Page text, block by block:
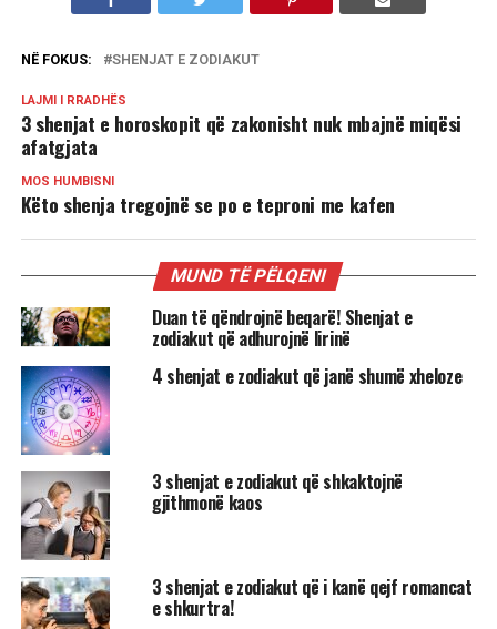
NË FOKUS: SHENJAT E ZODIAKUT
LAJMI I RRADHËS
3 shenjat e horoskopit që zakonisht nuk mbajnë miqësi
afatgjata
MOS HUMBISNI
Këto shenja tregojnë se po e teproni me kafen
MUND TË PËLQENI
Duan të qëndrojnë beqarë! Shenjat e
zodiakut që adhurojnë lirinë
4 shenjat e zodiakut që janë shumë xheloze
3 shenjat e zodiakut që shkaktojnë
gjithmonë kaos
3 shenjat e zodiakut që i kanë qejf romancat
e shkurtra!